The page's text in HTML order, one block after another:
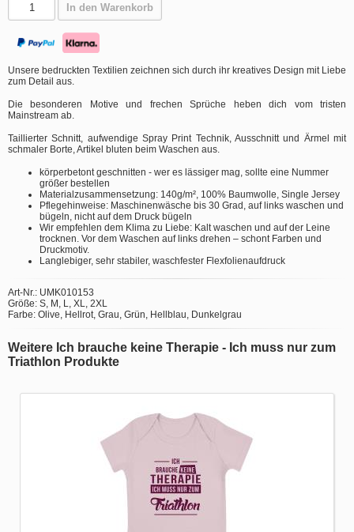
In den Warenkorb
Unsere bedruckten Textilien zeichnen sich durch ihr kreatives Design mit Liebe
zum Detail aus.
Die besonderen Motive und frechen Sprüche heben dich vom tristen
Mainstream ab.
Taillierter Schnitt, aufwendige Spray Print Technik, Ausschnitt und Ärmel mit
schmaler Borte, Artikel bluten beim Waschen aus.
körperbetont geschnitten - wer es lässiger mag, sollte eine Nummer
größer bestellen
Materialzusammensetzung: 140g/m², 100% Baumwolle, Single Jersey
Pflegehinweise: Maschinenwäsche bis 30 Grad, auf links waschen und
bügeln, nicht auf dem Druck bügeln
Wir empfehlen dem Klima zu Liebe: Kalt waschen und auf der Leine
trocknen. Vor dem Waschen auf links drehen – schont Farben und
Druckmotiv.
Langlebiger, sehr stabiler, waschfester Flexfolienaufdruck
Art-Nr.: UMK010153
Größe: S, M, L, XL, 2XL
Farbe: Olive, Hellrot, Grau, Grün, Hellblau, Dunkelgrau
Weitere Ich brauche keine Therapie - Ich muss nur zum
Triathlon Produkte